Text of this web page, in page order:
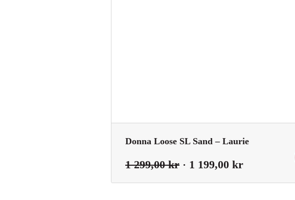
Donna Loose SL Sand – Laurie
1 299,00kr Det
ursprungliga
1 199,00 krDet
nuvarande